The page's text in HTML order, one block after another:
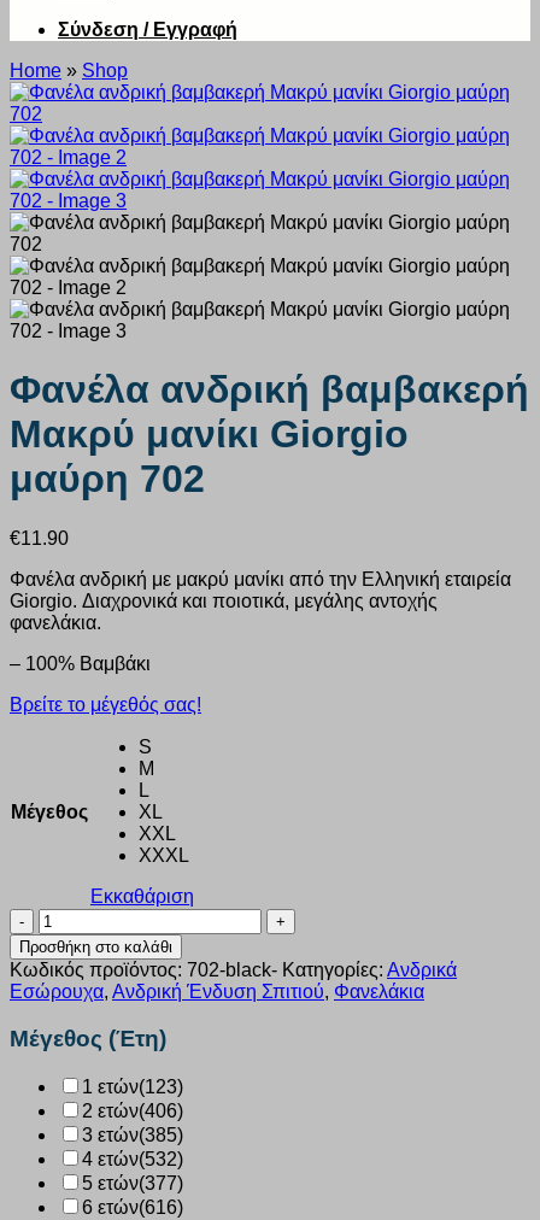
Σύνδεση / Εγγραφή
Home » Shop
Φανέλα ανδρική βαμβακερή
Μακρύ μανίκι Giorgio
μαύρη 702
€11.90
Φανέλα ανδρική με μακρύ μανίκι από την Ελληνική εταιρεία
Giorgio. Διαχρονικά και ποιοτικά, μεγάλης αντοχής
φανελάκια.
– 100% Βαμβάκι
Βρείτε το μέγεθός σας!
Μέγεθος
S
M
L
XL
XXL
XXXL
Εκκαθάριση
Φανέλα
ανδρική
βαμβακερή
Μακρύ
μανίκι
Giorgio
μαύρη
ποσότητα
Προσθήκη στο καλάθι
Κωδικός προϊόντος: 702-black- Κατηγορίες: Ανδρικά
Εσώρουχα, Ανδρική Ένδυση Σπιτιού, Φανελάκια
Μέγεθος (Έτη)
1 ετών(123)
2 ετών(406)
3 ετών(385)
4 ετών(532)
5 ετών(377)
6 ετών(616)